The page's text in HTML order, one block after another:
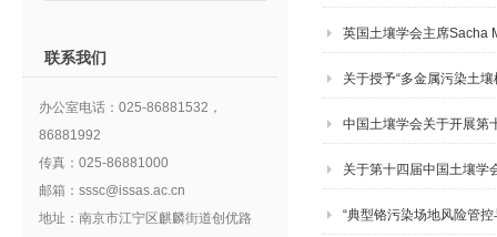
联系我们
办公室电话：025-86881532，
86881992
传真：025-86881000
邮箱：sssc@issas.ac.cn
地址：南京市江宁区麒麟街道创优路
英国土壤学会主席Sacha
关于授予“多金属污染土
中国土壤学会关于开展第
选人推荐与评选工作的通
关于第十四届中国土壤学
“典型铬污染场地风险管